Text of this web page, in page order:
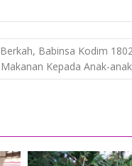
Babinsa Kodim
Makanan Kepada Anak-